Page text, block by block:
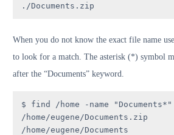
./Documents.zip
When you do not know the exact file name
to look for a match. The asterisk (*) symbol
after the “Documents” keyword.
$ find /home -name "Documents*"
/home/eugene/Documents.zip
/home/eugene/Documents